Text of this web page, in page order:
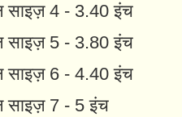
4 - 3.40 इंच
5 - 3.80 इंच
6 - 4.40 इंच
7 - 5 इंच